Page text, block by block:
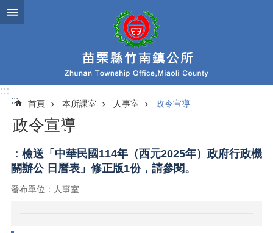
跳到主要內容區塊
:::
:::
首頁 本所課室 人事室 政令宣導
政令宣導
：檢送「中華民國114年（西元2025年）政府行政機
關辦公 日曆表」修正版1份，請參閱。
發布單位：人事室